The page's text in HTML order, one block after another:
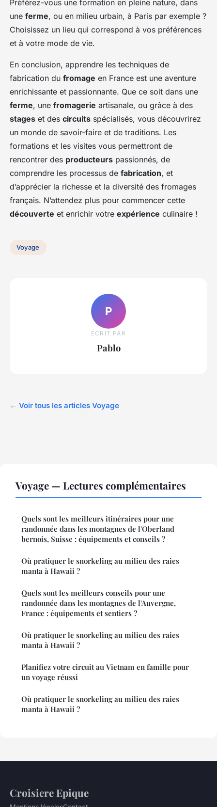
Préférez-vous une formation en pleine nature, dans
une ferme, ou en milieu urbain, à Paris par exemple ?
Choisissez un lieu qui correspond à vos préférences
et à votre mode de vie.
En conclusion, apprendre les techniques de
fabrication du fromage en France est une aventure
enrichissante et passionnante. Que ce soit dans une
ferme, une fromagerie artisanale, ou grâce à des
stages et des circuits spécialisés, vous découvrirez
un monde de savoir-faire et de traditions. Les
formations et les visites vous permettront de
rencontrer des producteurs passionnés, de
comprendre les processus de fabrication, et
d’apprécier la richesse et la diversité des fromages
français. N’attendez plus pour commencer cette
découverte et enrichir votre expérience culinaire !
Voyage
P
ECRIT PAR
Pablo
← Voir tous les articles Voyage
Voyage — Lectures complémentaires
Quels sont les meilleurs itinéraires pour une
randonnée dans les montagnes de l'Oberland
bernois, Suisse : équipements et conseils ?
Où pratiquer le snorkeling au milieu des raies
manta à Hawaii ?
Quels sont les meilleurs conseils pour une
randonnée dans les montagnes de l'Auvergne,
France : équipements et sentiers ?
Où pratiquer le snorkeling au milieu des raies
manta à Hawaii ?
Planifiez votre circuit au Vietnam en famille pour
un voyage réussi
Où pratiquer le snorkeling au milieu des raies
manta à Hawaii ?
Croisiere Epique